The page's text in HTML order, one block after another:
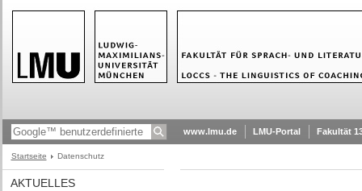
www.lmu.de LMU-Portal Fakultät
Startseite Datenschutz
AKTUELLES